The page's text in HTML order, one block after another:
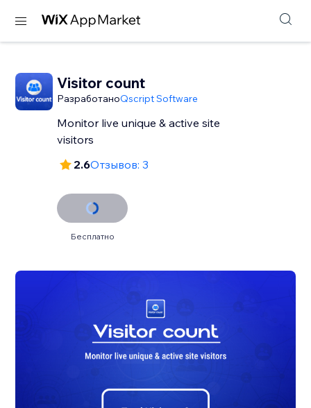
Visitor count
РазработаноQscript Software
Monitor live unique & active site
visitors
2.6Отзывов: 3
Бесплатно